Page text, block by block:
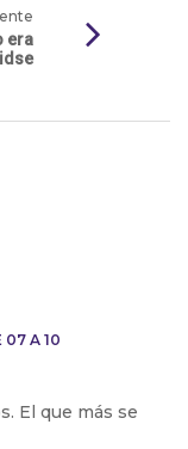
era
07 A 10
El que más se